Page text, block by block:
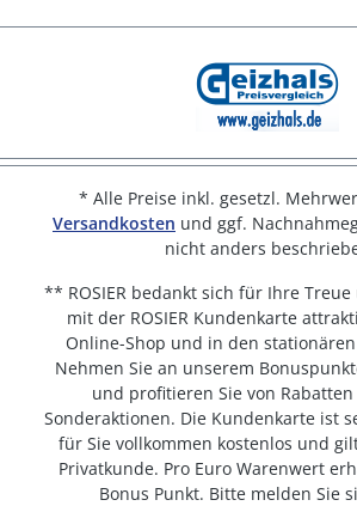
* Alle Preise inkl. gesetzl.
Versandkosten und ggf.
nicht anders
** ROSIER bedankt sich für Ihre
mit der ROSIER Kundenkarte
Online-Shop und in den
Nehmen Sie an unserem
und profitieren Sie von
Sonderaktionen. Die Kundenkarte ist
für Sie vollkommen kostenlos und
Privatkunde. Pro Euro Warenwert
Bonus Punkt. Bitte melden Sie